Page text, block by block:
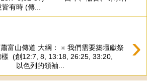
有時 (傳...
›
富山傳道 大綱： ※ 我們需要築壇獻祭
(創12:7, 8, 13:18, 26:25, 33:20,
以色列的領袖...